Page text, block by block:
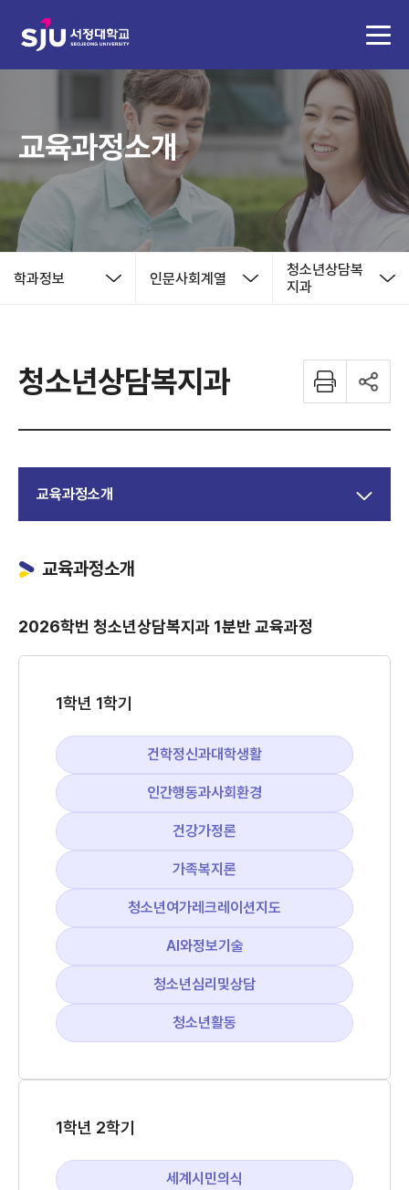
교육과정소개
학과정보 인문사회계열
청소년상담복
지과
청소년상담복지과
교육과정소개
교육과정소개
2026학번 청소년상담복지과 1분반 교육과정
1학년 1학기
건학정신과대학생활
인간행동과사회환경
건강가정론
가족복지론
청소년여가레크레이션지도
AI와정보기술
청소년심리및상담
청소년활동
1학년 2학기
세계시민의식